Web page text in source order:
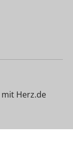
mit Herz.de